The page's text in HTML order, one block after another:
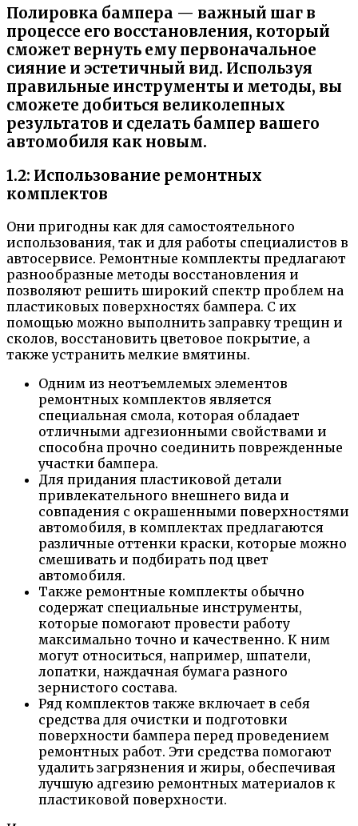
Полировка бампера — важный шаг в
процессе его восстановления, который
сможет вернуть ему первоначальное
сияние и эстетичный вид. Используя
правильные инструменты и методы, вы
сможете добиться великолепных
результатов и сделать бампер вашего
автомобиля как новым.
1.2: Использование ремонтных
комплектов
Они пригодны как для самостоятельного
использования, так и для работы специалистов в
автосервисе. Ремонтные комплекты предлагают
разнообразные методы восстановления и
позволяют решить широкий спектр проблем на
пластиковых поверхностях бампера. С их
помощью можно выполнить заправку трещин и
сколов, восстановить цветовое покрытие, а
также устранить мелкие вмятины.
Одним из неотъемлемых элементов
ремонтных комплектов является
специальная смола, которая обладает
отличными адгезионными свойствами и
способна прочно соединить поврежденные
участки бампера.
Для придания пластиковой детали
привлекательного внешнего вида и
совпадения с окрашенными поверхностями
автомобиля, в комплектах предлагаются
различные оттенки краски, которые можно
смешивать и подбирать под цвет
автомобиля.
Также ремонтные комплекты обычно
содержат специальные инструменты,
которые помогают провести работу
максимально точно и качественно. К ним
могут относиться, например, шпатели,
лопатки, наждачная бумага разного
зернистого состава.
Ряд комплектов также включает в себя
средства для очистки и подготовки
поверхности бампера перед проведением
ремонтных работ. Эти средства помогают
удалить загрязнения и жиры, обеспечивая
лучшую адгезию ремонтных материалов к
пластиковой поверхности.